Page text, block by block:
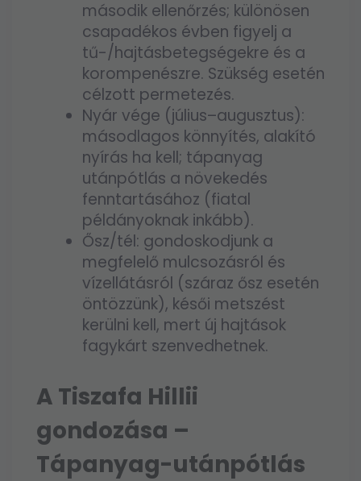
második ellenőrzés; különösen
csapadékos évben figyelj a
tű-/hajtásbetegségekre és a
korompenészre. Szükség esetén
célzott permetezés.
Nyár vége (július–augusztus):
másodlagos könnyítés, alakító
nyírás ha kell; tápanyag
utánpótlás a növekedés
fenntartásához (fiatal
példányoknak inkább).
Ősz/tél: gondoskodjunk a
megfelelő mulcsozásról és
vízellátásról (száraz ősz esetén
öntözzünk), késői metszést
kerülni kell, mert új hajtások
fagykárt szenvedhetnek.
A Tiszafa Hillii
gondozása –
Tápanyag-utánpótlás